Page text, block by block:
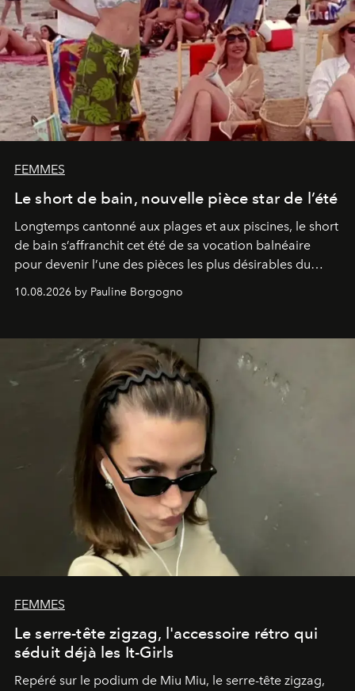
FEMMES
Le short de bain, nouvelle pièce star de l’été
Longtemps cantonné aux plages et aux piscines, le short
de bain s’affranchit cet été de sa vocation balnéaire
pour devenir l’une des pièces les plus désirables du
10.08.2026 by Pauline Borgogno
FEMMES
Le serre-tête zigzag, l'accessoire rétro qui
séduit déjà les It-Girls
Repéré sur le podium de Miu Miu, le serre-tête zigzag,